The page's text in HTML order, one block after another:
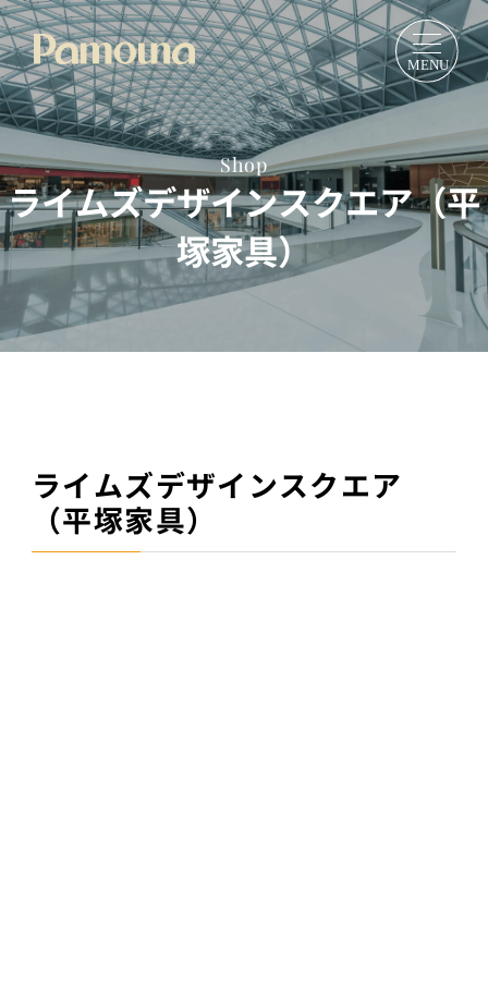
Shop
ライムズデザインスクエア（平
塚家具）
ライムズデザインスクエア
（平塚家具）